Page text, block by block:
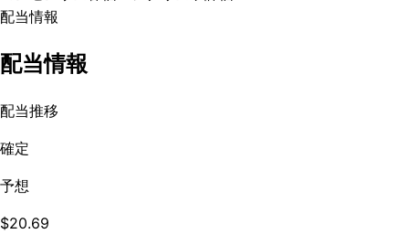
配当情報
配当情報
配当推移
確定
予想
$20.69